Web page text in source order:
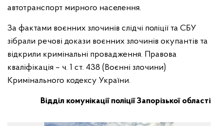
автотранспорт мирного населення.
За фактами воєнних злочинів слідчі поліції та СБУ
зібрали речові докази воєнних злочинів окупантів та
відкрили кримінальні провадження. Правова
кваліфікація – ч. 1 ст. 438 (Воєнні злочини)
Кримінального кодексу України.
Відділ комунікації поліції Запорізької області